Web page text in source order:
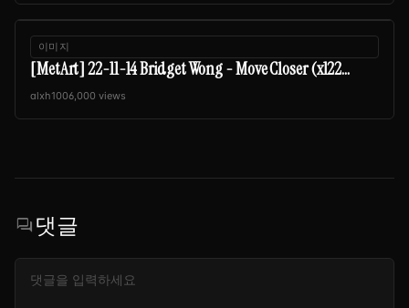
이미지
[MetArt] 22-11-14 Bridget Wong - Move Closer (x122...
alxh1006,000 views
forum댓글